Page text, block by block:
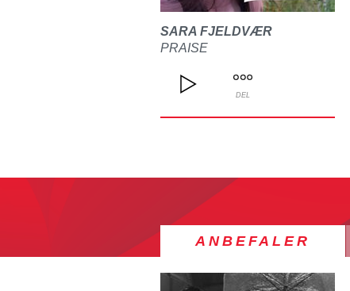
SARA FJELDVÆR
PRAISE
DEL
ANBEFALER